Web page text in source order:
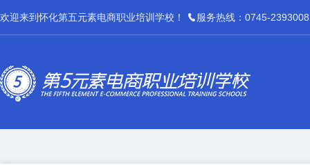
欢迎来到怀化第五元素电商职业培训学校！ 服务热线：0745-2393008